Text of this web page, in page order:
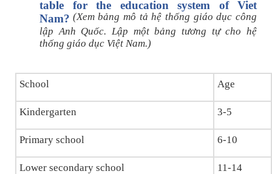
Xu hướng ngành nghề
Hỗ trợ
$ Nạp tiền
table for the education system of Viet
Nam? (Xem bảng mô tả hệ thống giáo dục công
lập Anh Quốc. Lập một bảng tương tự cho hệ
thống giáo dục Việt Nam.)
School Age
Kindergarten 3-5
Primary school 6-10
Lower secondary school 11-14